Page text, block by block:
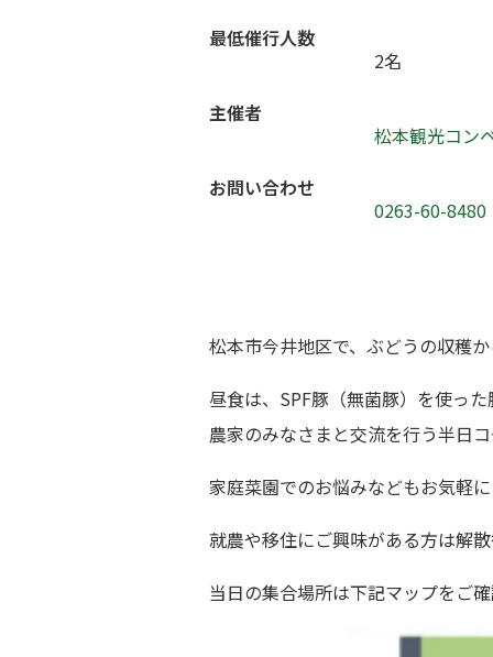
最低催行人数
2名
主催者
松本観光コン
お問い合わせ
0263-60-8480
松本市今井地区で、ぶどうの収穫
昼食は、SPF豚（無菌豚）を使っ
農家のみなさまと交流を行う半日
家庭菜園でのお悩みなどもお気軽
就農や移住にご興味がある方は解
当日の集合場所は下記マップをご